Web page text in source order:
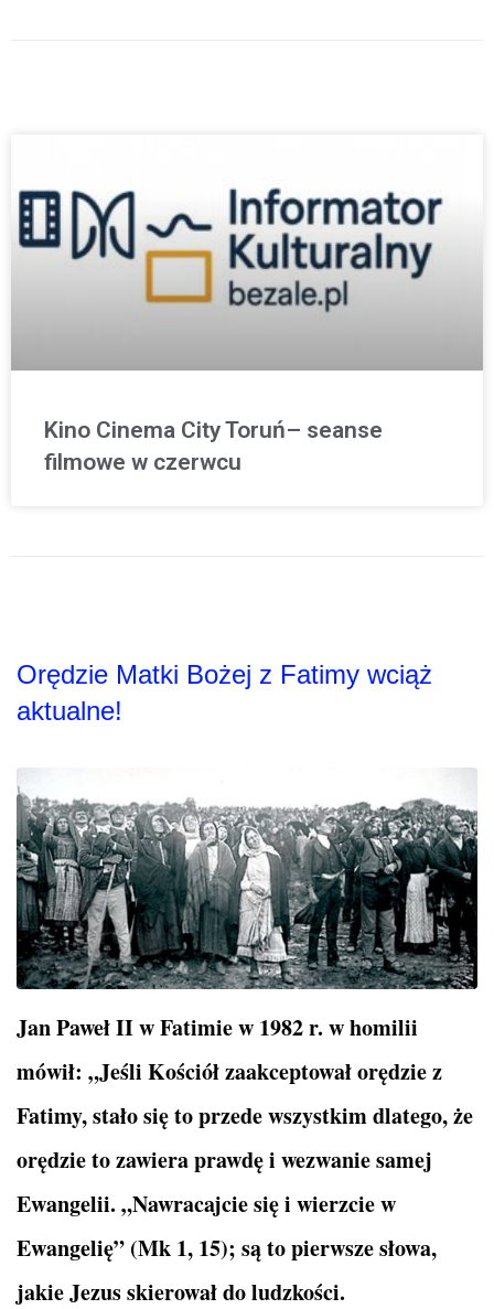
Kino Cinema City Toruń– seanse
filmowe w czerwcu
Orędzie Matki Bożej z Fatimy wciąż
aktualne!
Jan Paweł II w Fatimie w 1982 r. w homilii
mówił: „Jeśli Kościół zaakceptował orędzie z
Fatimy, stało się to przede wszystkim dlatego, że
orędzie to zawiera prawdę i wezwanie samej
Ewangelii. „Nawracajcie się i wierzcie w
Ewangelię” (Mk 1, 15); są to pierwsze słowa,
jakie Jezus skierował do ludzkości.